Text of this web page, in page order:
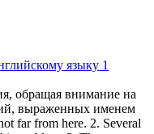
языку 1
обращая внимание на
выраженных именем
far from here. 2. Several